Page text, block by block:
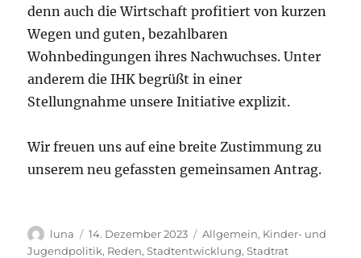
denn auch die Wirtschaft profitiert von kurzen
Wegen und guten, bezahlbaren
Wohnbedingungen ihres Nachwuchses. Unter
anderem die IHK begrüßt in einer
Stellungnahme unsere Initiative explizit.
Wir freuen uns auf eine breite Zustimmung zu
unserem neu gefassten gemeinsamen Antrag.
Autor
luna
Veröffentlicht
am
14. Dezember 2023 Kategorien
Allgemein, Kinder- und
Jugendpolitik, Reden,Stadtentwicklung,Stadtrat